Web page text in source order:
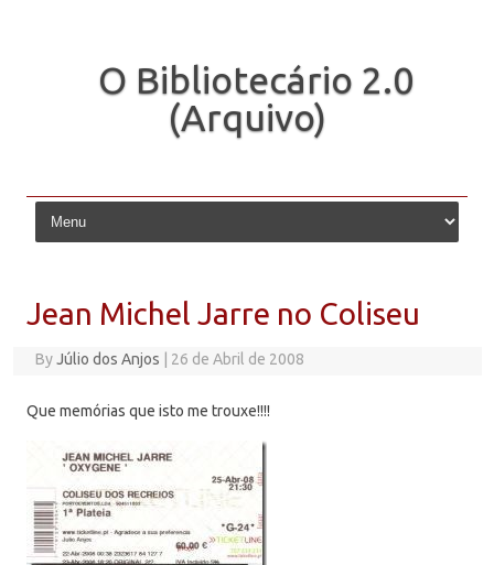
O Bibliotecário 2.0
(Arquivo)
Skip to content
Jean Michel Jarre no Coliseu
ByJúlio dos Anjos 26 de Abril de 2008
Que memórias que isto me trouxe!!!!